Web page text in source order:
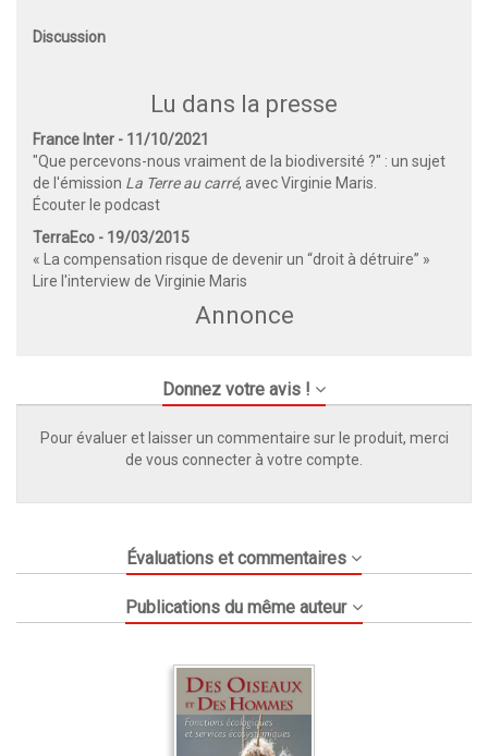
Discussion
Lu dans la presse
France Inter - 11/10/2021
"Que percevons-nous vraiment de la biodiversité ?" : un sujet
de l'émission La Terre au carré, avec Virginie Maris.
Écouter le podcast
TerraEco - 19/03/2015
« La compensation risque de devenir un “droit à détruire” »
Lire l'interview de Virginie Maris
Annonce
Donnez votre avis !
Pour évaluer et laisser un commentaire sur le produit, merci
de vous connecter à votre compte.
Évaluations et commentaires
Publications du même auteur